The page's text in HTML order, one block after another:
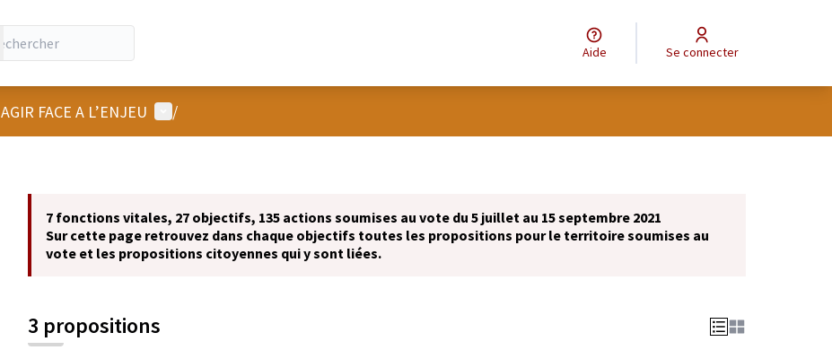
Aide Se connecter
AGIR FACE A L’ENJEU Menu utilisateur
/
7 fonctions vitales, 27 objectifs, 135 actions soumises au vote du 5 juillet au 15 septembre 2021
Sur cette page retrouvez dans chaque objectifs toutes les propositions pour le territoire soumises au
vote et les propositions citoyennes qui y sont liées.
3 propositions